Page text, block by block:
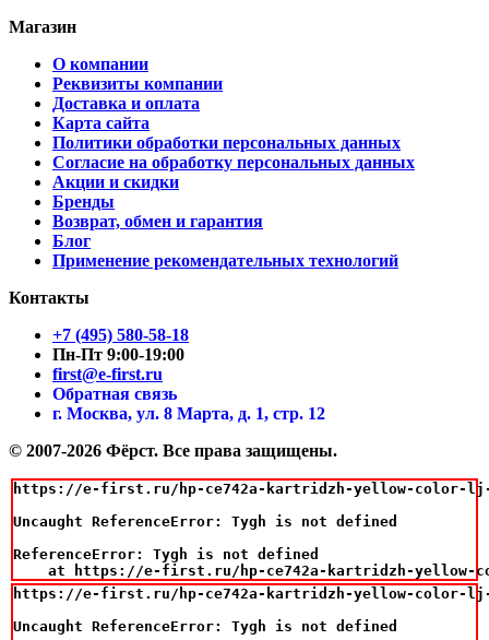
Магазин
О компании
Реквизиты компании
Доставка и оплата
Карта сайта
Политики обработки персональных данных
Согласие на обработку персональных данных
Акции и скидки
Бренды
Возврат, обмен и гарантия
Блог
Применение рекомендательных технологий
Контакты
+7 (495) 580-58-18
Пн-Пт 9:00-19:00
first@e-first.ru
Обратная связь
г. Москва, ул. 8 Марта, д. 1, стр. 12
© 2007-2026 Фёрст. Все права защищены.
https://e-first.ru/hp-ce742a-kartridzh-yellow-color-lj-
Uncaught ReferenceError: Tygh is not defined
ReferenceError: Tygh is not defined
at https://e-first.ru/hp-ce742a-kartridzh-yellow-
https://e-first.ru/hp-ce742a-kartridzh-yellow-color-lj-
Uncaught ReferenceError: Tygh is not defined